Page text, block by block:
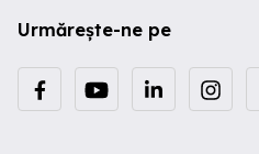
Urmărește-ne pe